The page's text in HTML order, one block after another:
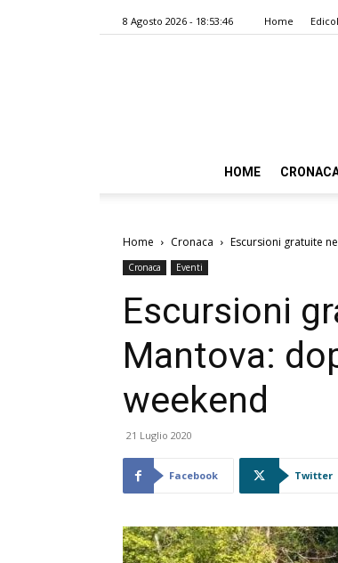
8 Agosto 2026 - 18:53:46 Home
HOME
Home Cronaca Escursioni gratuite
Cronaca Eventi
Escursioni
Mantova:
weekend
21 Luglio 2020
Facebook Twitter